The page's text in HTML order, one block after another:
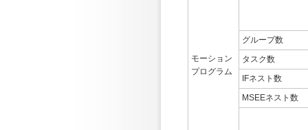
モーション
プログラム
グループ数
タスク数
IFネスト数
MSEEネスト数